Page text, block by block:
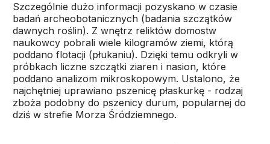
Szczególnie dużo informacji pozyskano w czasie
badań archeobotanicznych (badania szczątków
dawnych roślin). Z wnętrz reliktów domostw
naukowcy pobrali wiele kilogramów ziemi, którą
poddano flotacji (płukaniu). Dzięki temu odkryli w
próbkach liczne szczątki ziaren i nasion, które
poddano analizom mikroskopowym. Ustalono, że
najchętniej uprawiano pszenicę płaskurkę - rodzaj
zboża podobny do pszenicy durum, popularnej do
dziś w strefie Morza Śródziemnego.